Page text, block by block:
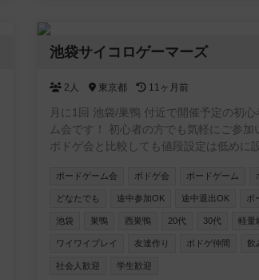
池袋サイコロゲーマーズ
2人 東京都 11ヶ月前
月に1回 池袋/巣鴨 付近で開催予定の初
ム会です！ 初心者の方でも気軽にご参加いただけるように 他の
ボドゲ会と比較しても値段設定は低めに設定
います。 ルールは運営メンバーが丁寧に
心ください。 経験者の方ももちろん歓迎
方、気軽に楽しく遊びたい方にぴったり
少なく、内輪ノリもありませんので、ど
ボードゲーム会 ボドゲ会 ボードゲーム
どなたでも 途中参加OK 途中退出OK ボ
池袋 巣鴨 西巣鴨 20代 30代 軽量
ワイワイプレイ 友達作り ボドゲ仲間 飲
社会人歓迎 学生歓迎